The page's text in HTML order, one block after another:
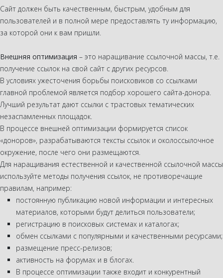
Сайт должен быть качественным, быстрым, удобным для
пользователей и в полной мере предоставлять ту информацию,
за которой они к вам пришли.
Внешняя оптимизация – это наращивание ссылочной массы, т.е.
получение ссылок на свой сайт с других ресурсов.
В условиях ужесточения борьбы поисковиков со ссылками
главной проблемой является подбор хорошего сайта-донора.
Лучший результат дают ссылки с трастовых тематических
незаспамленных площадок.
В процессе внешней оптимизации формируется список
«доноров», разрабатываются тексты ссылок и околоссылочное
окружение, после чего они размещаются.
Для наращивания естественной и качественной ссылочной массы
используйте методы получения ссылок, не противоречащие
правилам, например:
постоянную публикацию новой информации и интересных
материалов, которыми будут делиться пользователи;
регистрацию в поисковых системах и каталогах;
обмен ссылками с популярными и качественными ресурсами;
размещение пресс-релизов;
активность на форумах и в блогах.
В процессе оптимизации также входит и конкурентный